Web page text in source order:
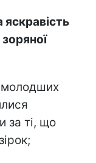
молодших
за ті, що